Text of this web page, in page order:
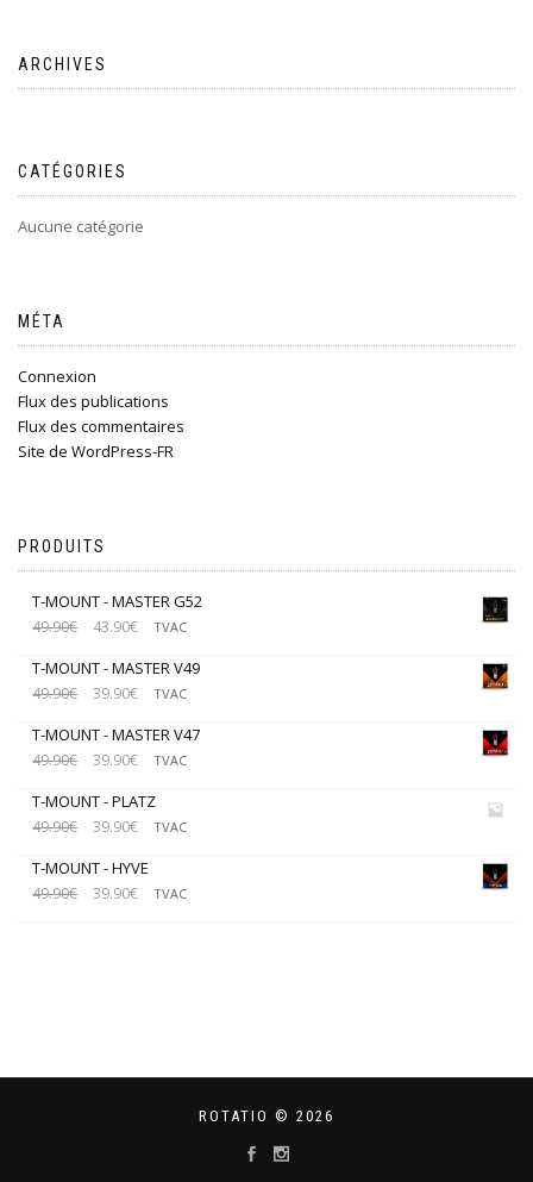
ARCHIVES
CATÉGORIES
Aucune catégorie
MÉTA
Connexion
Flux des publications
Flux des commentaires
Site de WordPress-FR
PRODUITS
T-MOUNT - MASTER G52
49.90€ 43.90€ TVAC
T-MOUNT - MASTER V49
49.90€ 39.90€ TVAC
T-MOUNT - MASTER V47
49.90€ 39.90€ TVAC
T-MOUNT - PLATZ
49.90€ 39.90€ TVAC
T-MOUNT - HYVE
49.90€ 39.90€ TVAC
ROTATIO © 2026